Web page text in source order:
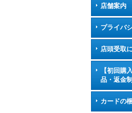
店舗案内
プライバ
店頭受取
【初回購
品・返金
カードの